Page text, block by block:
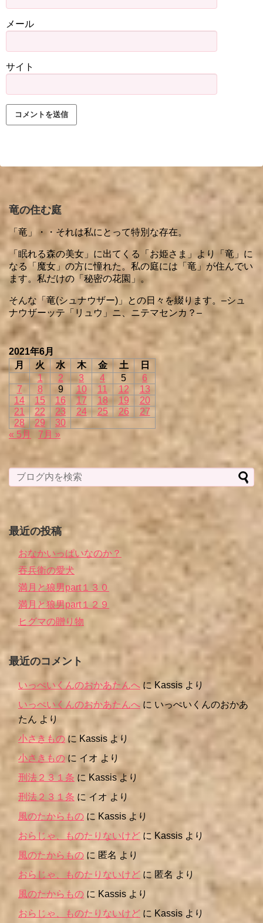
メール
サイト
竜の住む庭
「竜」・・それは私にとって特別な存在。
「眠れる森の美女」に出てくる「お姫さま」より「竜」に
なる「魔女」の方に憧れた。私の庭には「竜」が住んでい
ます。私だけの「秘密の花園」。
そんな「竜(シュナウザー)」との日々を綴ります。–シュ
ナウザーッテ「リュウ」ニ、ニテマセンカ？–
2021年6月
月
火 水 木 金 土
日
1
2 3 4 5
6
7
8 9 10 11 12
13
14
15 16 17 18 19
20
21
22 23 24 25 26
27
28
29
30
« 5月
7月 »
最近の投稿
おなかいっぱいなのか？
吞兵衛の愛犬
満月と狼男part１３０
満月と狼男part１２９
ヒグマの贈り物
最近のコメント
いっぺいくんのおかあたんへ にKassis より
いっぺいくんのおかあたんへ に いっぺいくんのおかあ
たん より
小さきもの に Kassis より
小さきもの に イオ より
刑法２３１条 に Kassisより
刑法２３１条 に イオ より
風のたからもの に Kassis より
おらじゃ、ものたりないけど に Kassis より
風のたからもの に 匿名 より
おらじゃ、ものたりないけど に 匿名 より
風のたからもの に Kassis より
おらじゃ、ものたりないけど に Kassis より